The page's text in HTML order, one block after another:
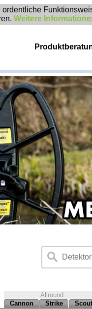
Weitere
Allround
Cannon Strike Scout